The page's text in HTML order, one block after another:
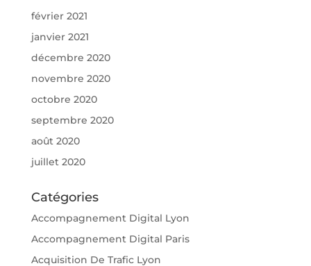
février 2021
janvier 2021
décembre 2020
novembre 2020
octobre 2020
septembre 2020
août 2020
juillet 2020
Catégories
Accompagnement Digital Lyon
Accompagnement Digital Paris
Acquisition De Trafic Lyon